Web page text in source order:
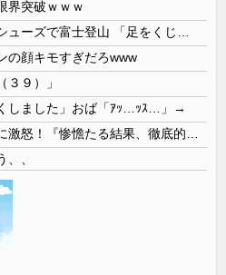
界突破ｗｗｗ
の顔キモすぎだろwww
３９）」
しました」おば「ｱｯ…ｯｽ…」→
、